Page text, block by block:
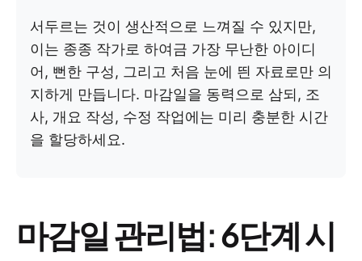
서두르는 것이 생산적으로 느껴질 수 있지만,
이는 종종 작가로 하여금 가장 무난한 아이디
어, 뻔한 구성, 그리고 처음 눈에 띈 자료로만 의
지하게 만듭니다. 마감일을 동력으로 삼되, 조
사, 개요 작성, 수정 작업에는 미리 충분한 시간
을 할당하세요.
마감일 관리법: 6단계 시